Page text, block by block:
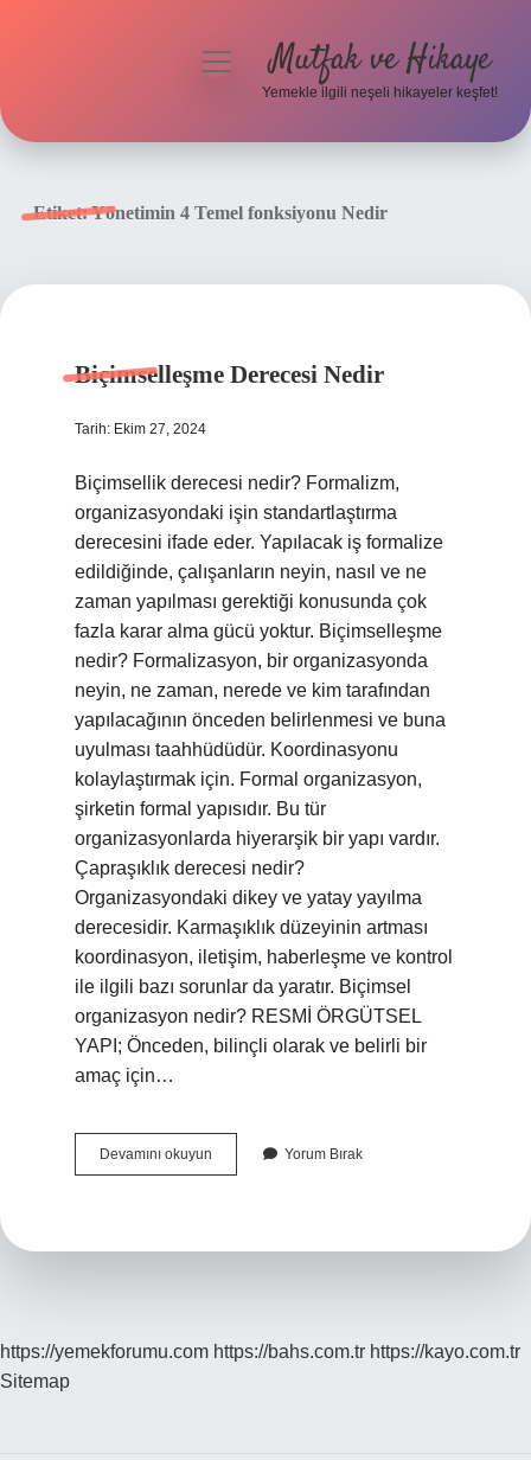
menüyüMutfak ve Hikaye
Yemekle ilgili neşeli hikayeler keşfet!
Etiket:Yönetimin 4 Temel fonksiyonu Nedir
Biçimselleşme Derecesi Nedir
Tarih: Ekim 27, 2024
Biçimsellik derecesi nedir? Formalizm,
organizasyondaki işin standartlaştırma
derecesini ifade eder. Yapılacak iş formalize
edildiğinde, çalışanların neyin, nasıl ve ne
zaman yapılması gerektiği konusunda çok
fazla karar alma gücü yoktur. Biçimselleşme
nedir? Formalizasyon, bir organizasyonda
neyin, ne zaman, nerede ve kim tarafından
yapılacağının önceden belirlenmesi ve buna
uyulması taahhüdüdür. Koordinasyonu
kolaylaştırmak için. Formal organizasyon,
şirketin formal yapısıdır. Bu tür
organizasyonlarda hiyerarşik bir yapı vardır.
Çapraşıklık derecesi nedir?
Organizasyondaki dikey ve yatay yayılma
derecesidir. Karmaşıklık düzeyinin artması
koordinasyon, iletişim, haberleşme ve kontrol
ile ilgili bazı sorunlar da yaratır. Biçimsel
organizasyon nedir? RESMİ ÖRGÜTSEL
YAPI; Önceden, bilinçli olarak ve belirli bir
amaç için…
Devamını okuyun Biçimselleşme
Derecesi
Yorum Bırak
https://yemekforumu.com https://bahs.com.tr https://kayo.com.tr
Sitemap